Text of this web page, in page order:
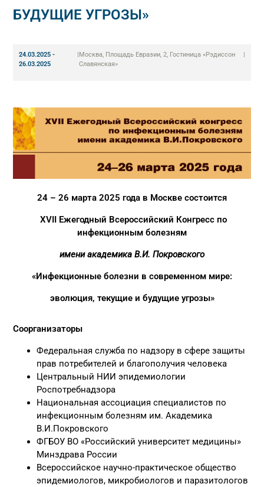
БУДУЩИЕ УГРОЗЫ»
24.03.2025 -
26.03.2025
|Москва, Площадь Евразии, 2, Гостиница «Рэдиссон
Славянская»
|
24 – 26 марта 2025 года в Москве состоится
XVIIЕжегодный Всероссийский Конгресс по
инфекционным болезням
имени академика В.И. Покровского
«Инфекционные болезни в современном мире:
эволюция, текущие и будущие угрозы»
Соорганизаторы
Федеральная служба по надзору в сфере защиты
прав потребителей и благополучия человека
Центральный НИИ эпидемиологии
Роспотребнадзора
Национальная ассоциация специалистов по
инфекционным болезням им. Академика
В.И.Покровского
ФГБОУ ВО «Российский университет медицины»
Минздрава России
Всероссийское научно-практическое общество
эпидемиологов, микробиологов и паразитологов